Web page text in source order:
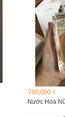
700,000 ₫